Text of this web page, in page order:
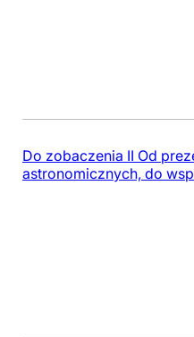
Do zobaczenia II Od
astronomicznych, do